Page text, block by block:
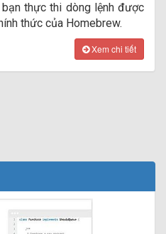
thực thi dòng lệnh được
thức của Homebrew.
Xem chi tiết